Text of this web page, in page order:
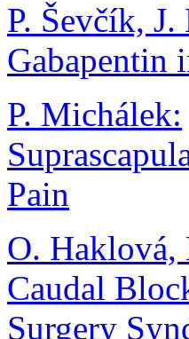
P. Ševčík,
Gabapentin
P. Michálek:
Pain
O.
Caudal
Surgery